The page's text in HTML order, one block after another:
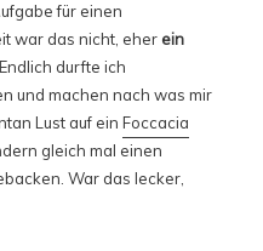
für einen
war das nicht, eher ein
durfte ich
und machen nach was mir
Lust auf ein Foccacia
gleich mal einen
War das lecker,